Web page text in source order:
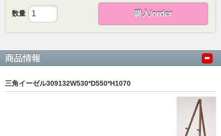
数量 購入/order
商品情報
三角イーゼル309132W530*D550*H1070